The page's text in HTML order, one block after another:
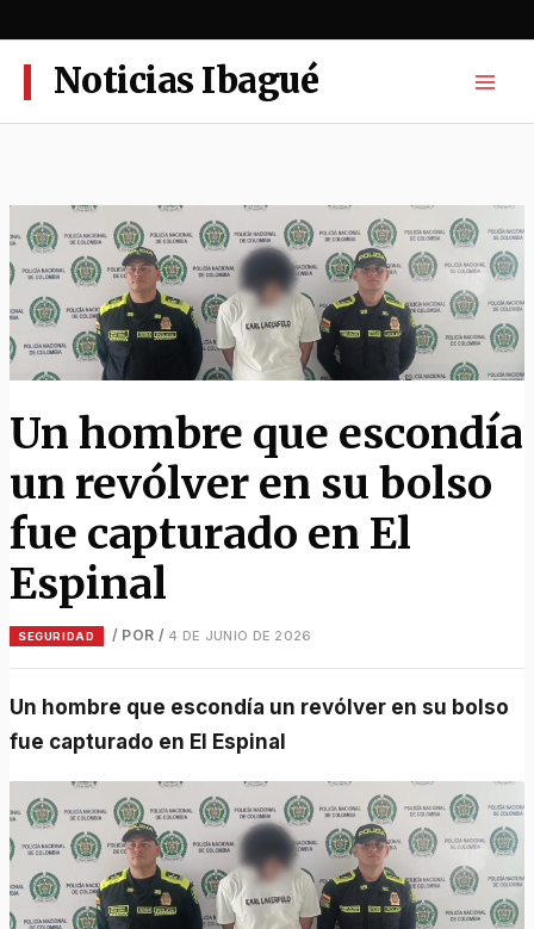
al
contenidoNoticias Ibagué
Un hombre que escondía
un revólver en su bolso
fue capturado en El
Espinal
SEGURIDAD / POR / 4 DE JUNIO DE 2026
Un hombre que escondía un revólver en su bolso
fue capturado en El Espinal